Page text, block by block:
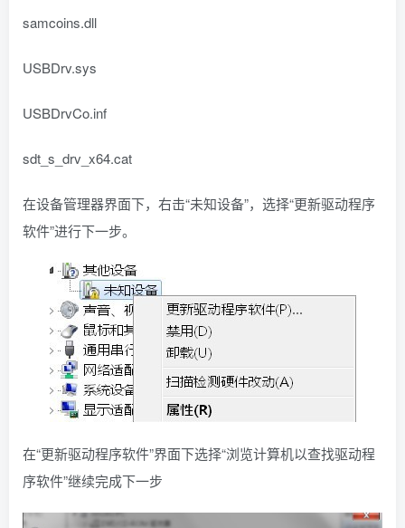
samcoins.dll
USBDrv.sys
USBDrvCo.inf
sdt_s_drv_x64.cat
在设备管理器界面下，右击“未知设备”，选择“更新驱动程序
软件”进行下一步。
在“更新驱动程序软件”界面下选择“浏览计算机以查找驱动程
序软件”继续完成下一步